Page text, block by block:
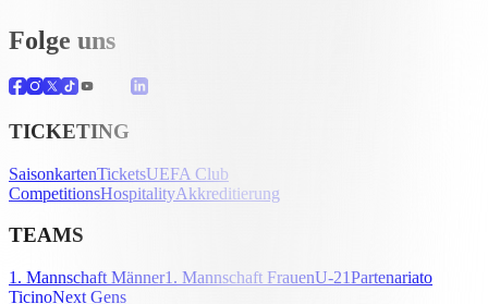
Folge uns
TICKETING
SaisonkartenTicketsUEFA Club
CompetitionsHospitalityAkkreditierung
TEAMS
1. Mannschaft Männer1. Mannschaft FrauenU-21Partenariato
TicinoNext Gens